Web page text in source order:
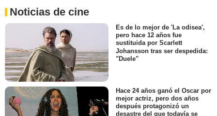
Noticias de cine
Es de lo mejor de 'La odisea',
pero hace 12 años fue
sustituida por Scarlett
Johansson tras ser despedida:
"Duele"
Hace 24 años ganó el Oscar por
mejor actriz, pero dos años
después protagonizó un
desastre del que todavía se